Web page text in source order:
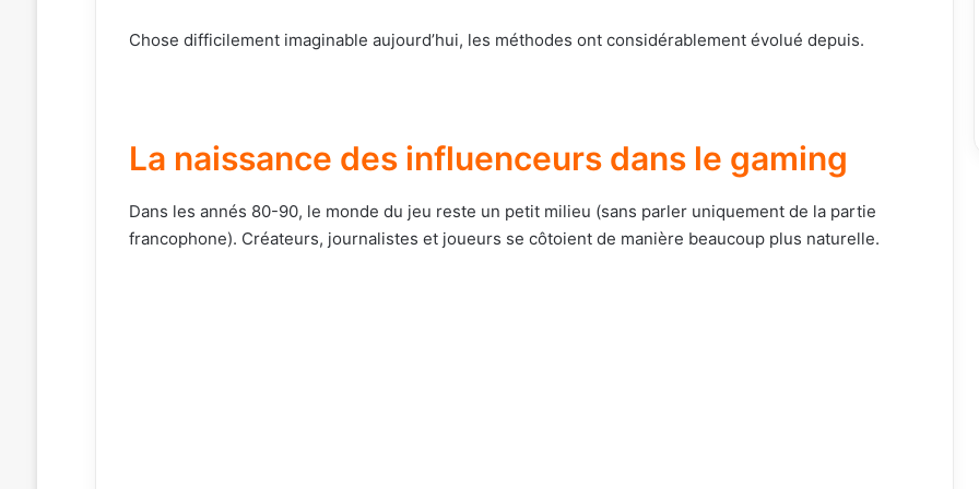
Chose difficilement imaginable aujourd’hui, les méthodes ont considérablement évolué depuis.
La naissance des influenceurs dans le gaming
Dans les annés 80-90, le monde du jeu reste un petit milieu (sans parler uniquement de la partie
francophone). Créateurs, journalistes et joueurs se côtoient de manière beaucoup plus naturelle.